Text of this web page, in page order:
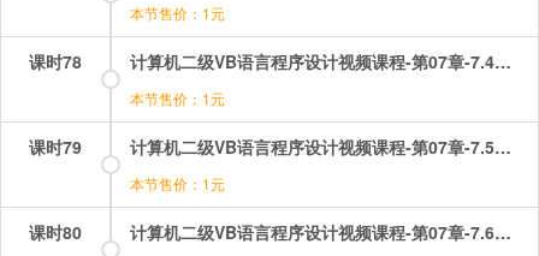
本节售价：1元
课时78 计算机二级VB语言程序设计视频课程-第07章-7.4当循环控制结构.mp4
本节售价：1元
课时79 计算机二级VB语言程序设计视频课程-第07章-7.5Do循环控制结构.mp4
本节售价：1元
课时80 计算机二级VB语言程序设计视频课程-第07章-7.6多重循环.mp4